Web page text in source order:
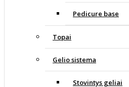
Pedicure base
Topai
Gelio sistema
Stovintys geliai